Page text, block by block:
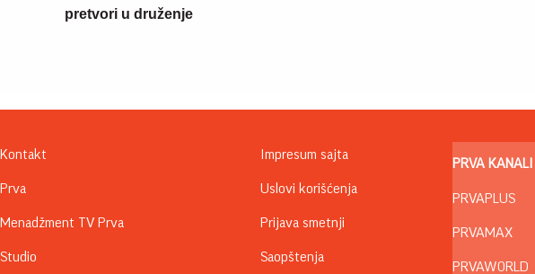
pretvori u druženje
Kontakt
Prva
Menadžment TV Prva
Studio
Impresum sajta
Uslovi korišćenja
Prijava smetnji
Saopštenja
PRVA KANALI
PRVAPLUS
PRVAMAX
PRVAWORLD